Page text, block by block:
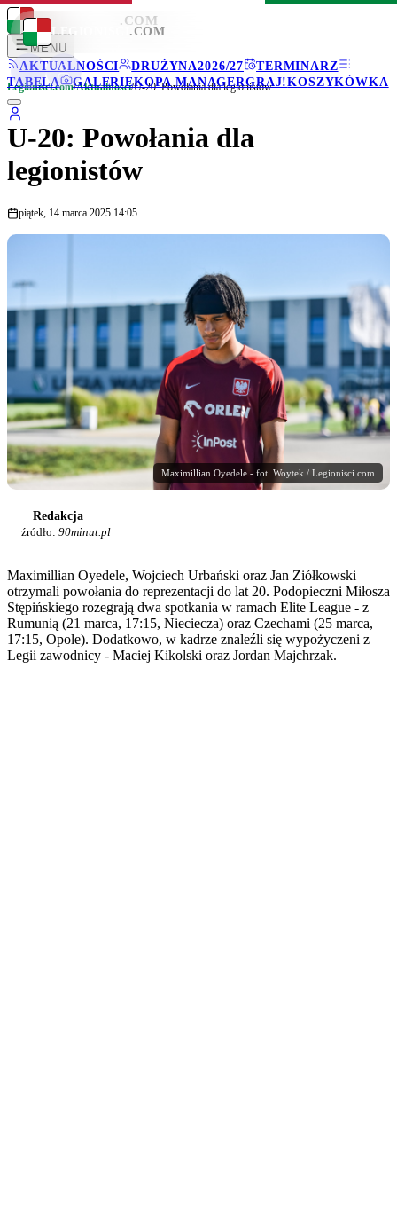
LEGIONISCI .COM
MENU
AKTUALNOŚCI
DRUŻYNA2026/27
TERMINARZ
TABELA
GALERIEKOPA MANAGERGRAJ!KOSZYKÓWKA
LEGIONISCI .COM
Legionisci.com/Aktualności/U-20: Powołania dla legionistów
U-20: Powołania dla
legionistów
piątek, 14 marca 2025 14:05
Maximillian Oyedele - fot. Woytek / Legionisci.com
Redakcja
źródło: 90minut.pl
Maximillian Oyedele, Wojciech Urbański oraz Jan Ziółkowski
otrzymali powołania do reprezentacji do lat 20. Podopieczni Miłosza
Stępińskiego rozegrają dwa spotkania w ramach Elite League - z
Rumunią (21 marca, 17:15, Nieciecza) oraz Czechami (25 marca,
17:15, Opole). Dodatkowo, w kadrze znaleźli się wypożyczeni z
Legii zawodnicy - Maciej Kikolski oraz Jordan Majchrzak.